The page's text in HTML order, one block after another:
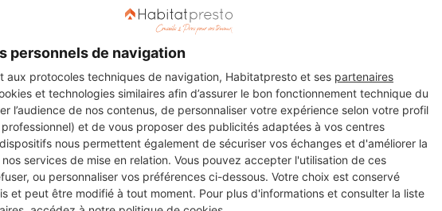
personnels de navigation
aux protocoles techniques de navigation, Habitatpresto et ses partenaires
et technologies similaires afin d’assurer le bon fonctionnement technique du
l’audience de nos contenus, de personnaliser votre expérience selon votre profil
et de vous proposer des publicités adaptées à vos centres
nous permettent également de sécuriser vos échanges et d'améliorer la
services de mise en relation. Vous pouvez accepter l'utilisation de ces
ou personnaliser vos préférences ci-dessous. Votre choix est conservé
et peut être modifié à tout moment. Pour plus d'informations et consulter la liste
Revue de presse
Légal
Charte cookies
Suivez-nous